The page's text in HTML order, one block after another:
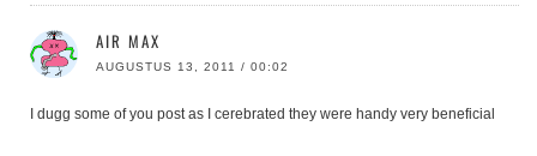
AIR MAX
AUGUSTUS 13, 2011 / 00:02
I dugg some of you post as I cerebrated they were handy very beneficial